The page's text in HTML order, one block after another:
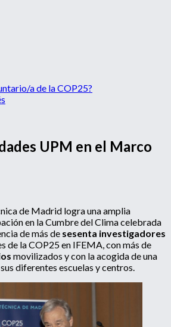
a de la COP25?
UPM en el Marco
de Madrid logra una amplia
en la Cumbre del Clima celebrada
de más de sesenta investigadores
de la COP25 en IFEMA, con más de
movilizados y con la acogida de una
diferentes escuelas y centros.